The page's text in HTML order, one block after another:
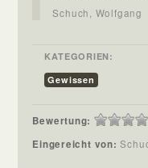
Schuch, Wolfgang
KATEGORIEN:
Gewissen
Bewertung:
Eingereicht von: